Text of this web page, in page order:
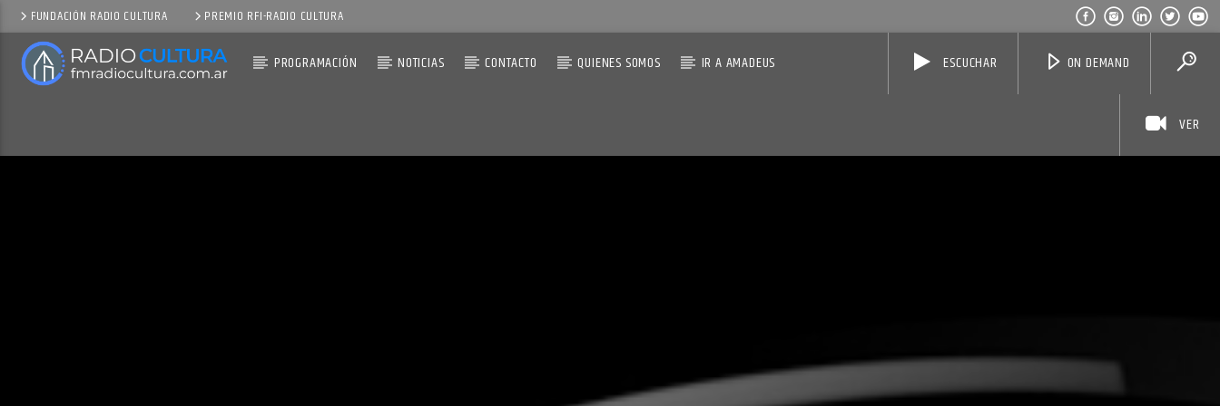
FUNDACIÓN RADIO CULTURA PREMIO RFI-RADIO CULTURA
PROGRAMACIÓN NOTICIAS CONTACTO QUIENES SOMOS IR A AMADEUS ON DEMAND
ESCUCHAR
VER